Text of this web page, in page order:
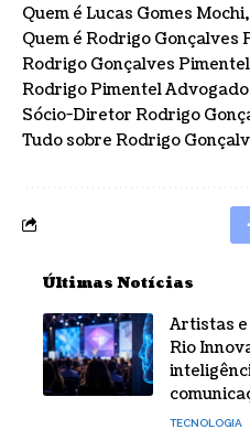
Quem é Lucas Gomes Mochi
Quem é Rodrigo Gonçalves
Rodrigo Gonçalves Pimentel
Rodrigo Pimentel Advogado
Sócio-Diretor Rodrigo
Tudo sobre Rodrigo
Últimas Notícias
Artistas
Rio
TECNOLOGIA